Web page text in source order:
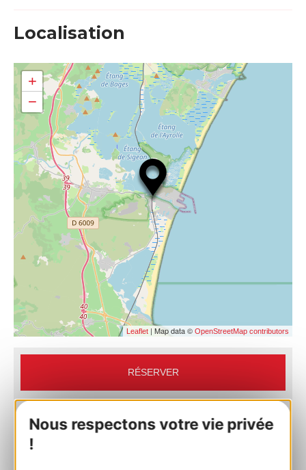
Nous respectons votre vie privée
!
Localisation
+
−
Leaflet | Map data © OpenStreetMap contributors
RÉSERVER
L’intégrale du Sentier Cathare à pied : de la